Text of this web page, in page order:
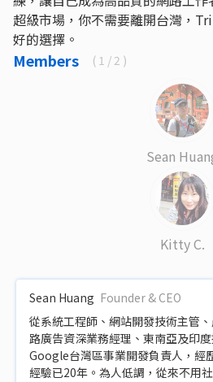
超級市場，你不需要離開台灣，
好的選擇。
Members ( 1 / 2 )
Sean
Kitty C.
Sean Huang Founder & CEO
從系統工程師、網站開發技術主管
路廣告資深業務經理、東南亞及印
Google台灣區事業開發負責人，經
經驗已20年。為人低調，從來不用